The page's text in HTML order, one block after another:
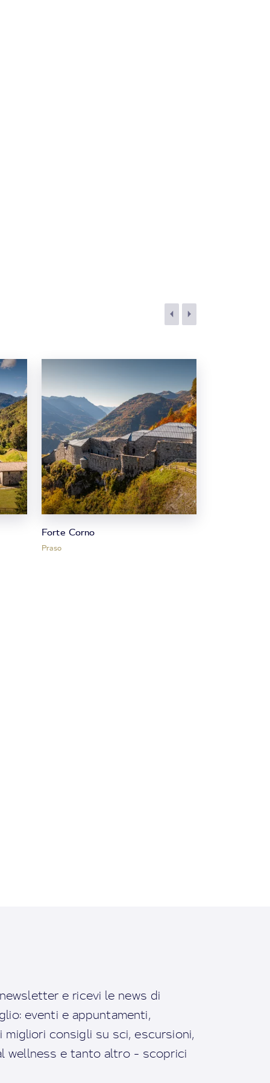
Forte Corno
Praso
e ricevi le news di
eventi e appuntamenti,
migliori consigli su sci, escursioni,
wellness e tanto altro - scoprici